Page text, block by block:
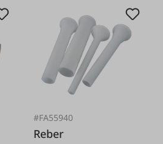
#FA55940
Reber